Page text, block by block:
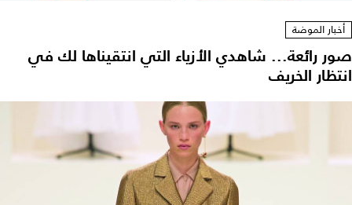
أخبار الموضة
صور رائعة... شاهدي الأزياء التي انتقيناها لك في
انتظار الخريف